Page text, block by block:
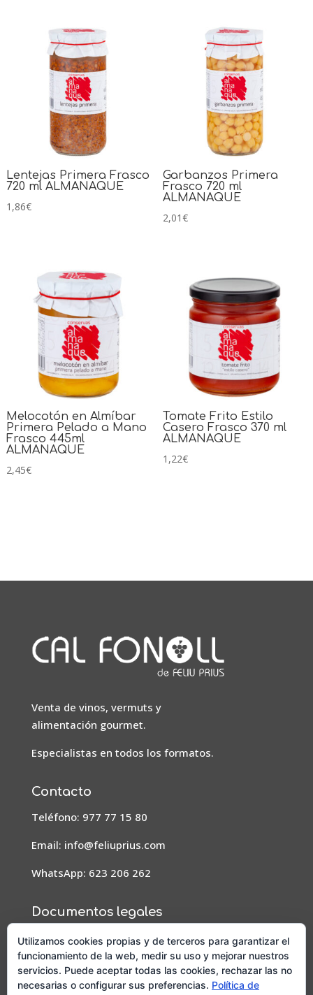
Lentejas Primera Frasco
720 ml ALMANAQUE
1,86€
Garbanzos Primera
Frasco 720 ml
ALMANAQUE
2,01€
Melocotón en Almíbar
Primera Pelado a Mano
Frasco 445ml
ALMANAQUE
2,45€
Tomate Frito Estilo
Casero Frasco 370 ml
ALMANAQUE
1,22€
Venta de vinos, vermuts y
alimentación gourmet.
Especialistas en todos los formatos.
Contacto
Teléfono: 977 77 15 80
Email: info@feliuprius.com
WhatsApp: 623 206 262
Documentos legales
Aviso Legal
Condiciones de pedidos, envío y devoluciones
Utilizamos cookies propias y de terceros para garantizar el
funcionamiento de la web, medir su uso y mejorar nuestros
servicios. Puede aceptar todas las cookies, rechazar las no
necesarias o configurar sus preferencias. Política de